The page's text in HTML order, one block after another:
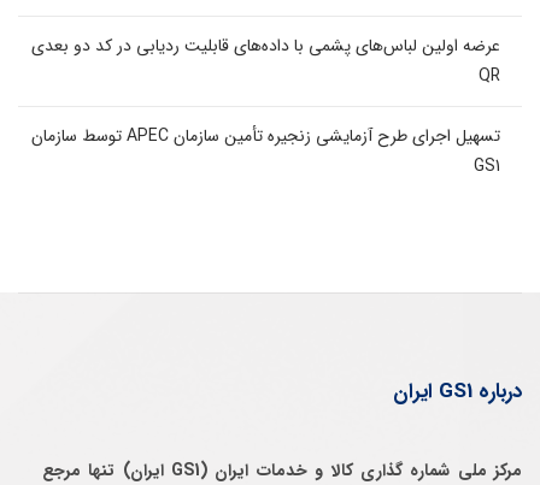
عرضه اولین لباس‌های پشمی با داده‌های قابلیت ردیابی در کد دو بعدی
QR
تسهیل اجرای طرح آزمایشی زنجیره تأمین سازمان APEC توسط سازمان
GS1
درباره GS1 ایران
مرکز ملی شماره گذاری کالا و خدمات ایران (GS1 ایران) تنها مرجع